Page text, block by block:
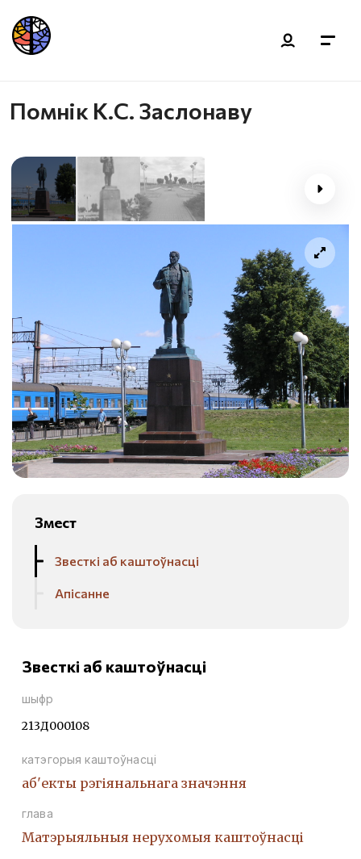
Помнік К.С. Заслонаву
Змест
Звесткі аб каштоўнасці
Апісанне
Звесткі аб каштоўнасці
шыфр
213Д000108
катэгорыя каштоўнасці
аб'екты рэгіянальнага значэння
глава
Матэрыяльныя нерухомыя каштоўнасці